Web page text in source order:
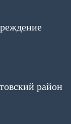
район